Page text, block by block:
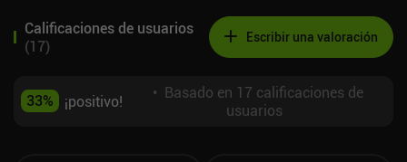
Calificaciones de usuarios
(17) Escribir una valoración
33% ¡positivo! • Basado en 17 calificaciones de
usuarios